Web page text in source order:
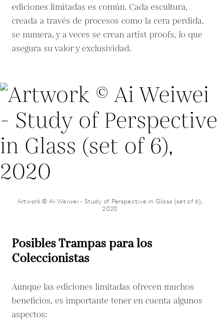
ediciones limitadas es común. Cada escultura,
creada a través de procesos como la cera perdida,
se numera, y a veces se crean artist proofs, lo que
asegura su valor y exclusividad.
Artwork © Ai Weiwei - Study of Perspective in Glass (set of 6),
2020
Posibles Trampas para los
Coleccionistas
Aunque las ediciones limitadas ofrecen muchos
beneficios, es importante tener en cuenta algunos
aspectos: